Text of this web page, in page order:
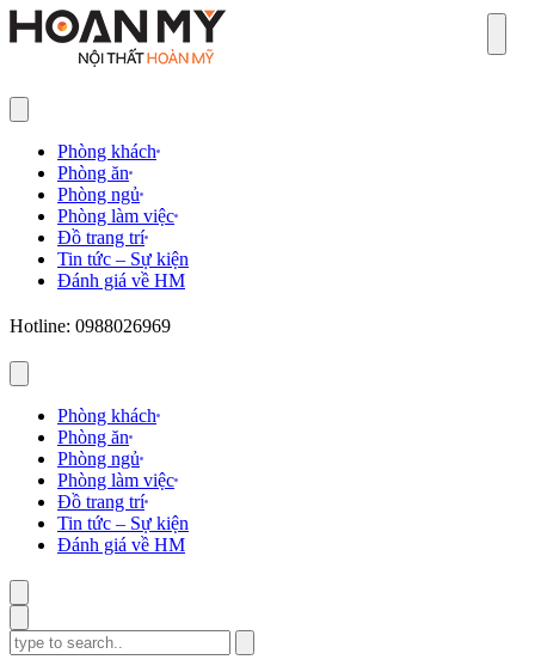
Phòng khách
Phòng ăn
Phòng ngủ
Phòng làm việc
Đồ trang trí
Tin tức – Sự kiện
Đánh giá về HM
Hotline: 0988026969
Phòng khách
Phòng ăn
Phòng ngủ
Phòng làm việc
Đồ trang trí
Tin tức – Sự kiện
Đánh giá về HM
Search
for: